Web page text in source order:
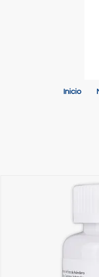
Inicio